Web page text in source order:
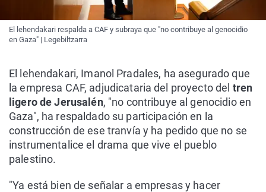
El lehendakari respalda a CAF y subraya que "no contribuye al genocidio
en Gaza" | Legebiltzarra
El lehendakari, Imanol Pradales, ha asegurado que
la empresa CAF, adjudicataria del proyecto del tren
ligero de Jerusalén, "no contribuye al genocidio en
Gaza", ha respaldado su participación en la
construcción de ese tranvía y ha pedido que no se
instrumentalice el drama que vive el pueblo
palestino.
"Ya está bien de señalar a empresas y hacer